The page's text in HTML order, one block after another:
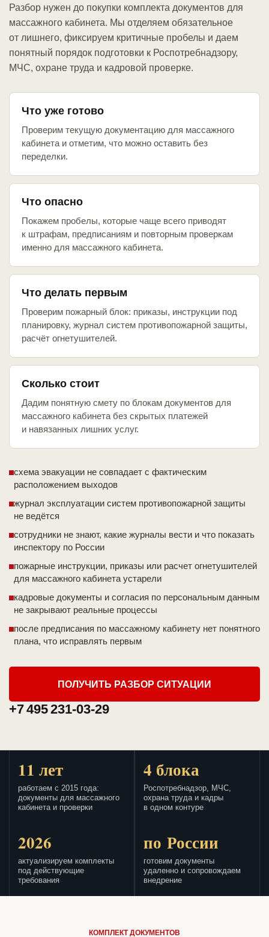
Разбор нужен до покупки комплекта документов для
массажного кабинета. Мы отделяем обязательное
от лишнего, фиксируем критичные пробелы и даем
понятный порядок подготовки к Роспотребнадзору,
МЧС, охране труда и кадровой проверке.
Что уже готово
Проверим текущую документацию для массажного
кабинета и отметим, что можно оставить без
переделки.
Что опасно
Покажем пробелы, которые чаще всего приводят
к штрафам, предписаниям и повторным проверкам
именно для массажного кабинета.
Что делать первым
Проверим пожарный блок: приказы, инструкции под
планировку, журнал систем противопожарной защиты,
расчёт огнетушителей.
Сколько стоит
Дадим понятную смету по блокам документов для
массажного кабинета без скрытых платежей
и навязанных лишних услуг.
схема эвакуации не совпадает с фактическим
расположением выходов
журнал эксплуатации систем противопожарной защиты
не ведётся
сотрудники не знают, какие журналы вести и что показать
инспектору по России
пожарные инструкции, приказы или расчет огнетушителей
для массажного кабинета устарели
кадровые документы и согласия по персональным данным
не закрывают реальные процессы
после предписания по массажному кабинету нет понятного
плана, что исправлять первым
ПОЛУЧИТЬ РАЗБОР СИТУАЦИИ
+7 495 231-03-29
11 лет
работаем с 2015 года:
документы для массажного
кабинета и проверки
4 блока
Роспотребнадзор, МЧС,
охрана труда и кадры
в одном контуре
2026
актуализируем комплекты
под действующие
требования
по России
готовим документы
удаленно и сопровождаем
внедрение
КОМПЛЕКТ ДОКУМЕНТОВ